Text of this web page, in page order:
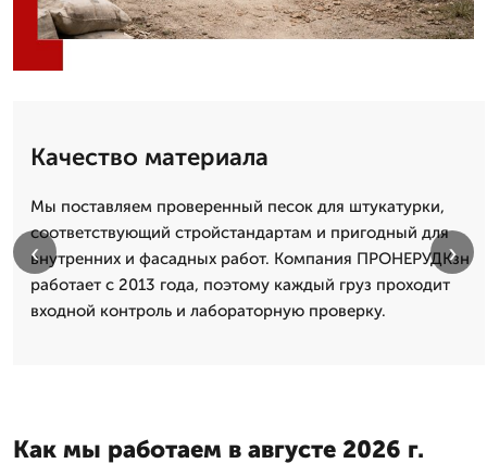
Качество материала
Мы поставляем проверенный песок для штукатурки,
соответствующий стройстандартам и пригодный для
внутренних и фасадных работ. Компания ПРОНЕРУДКзн
работает с 2013 года, поэтому каждый груз проходит
входной контроль и лабораторную проверку.
‹ ›
Как мы работаем в августе 2026 г.